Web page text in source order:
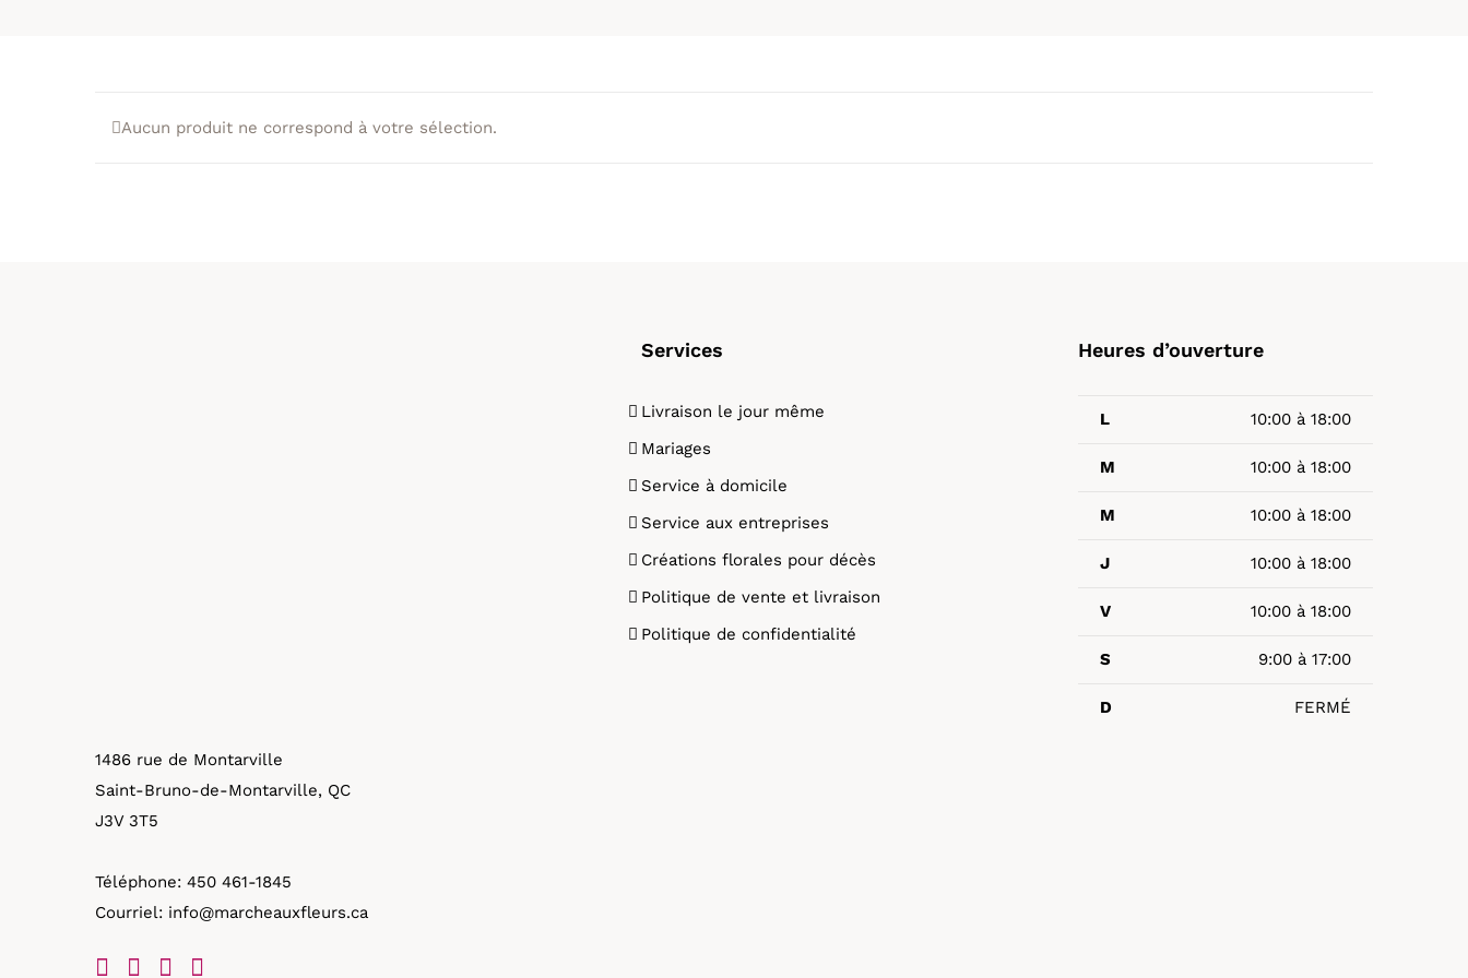
Aucun produit ne correspond à votre sélection.
1486 rue de Montarville
Saint-Bruno-de-Montarville, QC
J3V 3T5
Téléphone: 450 461-1845
Courriel: info@marcheauxfleurs.ca
Services
Livraison le jour même
Mariages
Service à domicile
Service aux entreprises
Créations florales pour décès
Politique de vente et livraison
Politique de confidentialité
Heures d’ouverture
L 10:00 à 18:00
M 10:00 à 18:00
M 10:00 à 18:00
J 10:00 à 18:00
V 10:00 à 18:00
S 9:00 à 17:00
D FERMÉ